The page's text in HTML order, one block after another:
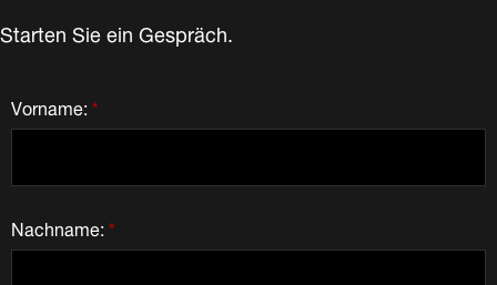
Starten Sie ein Gespräch.
*
Vorname:
*
Nachname: